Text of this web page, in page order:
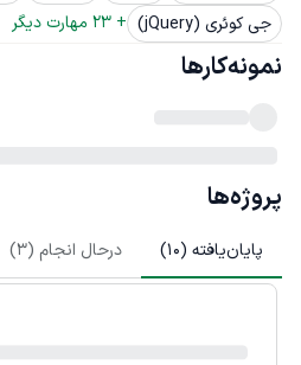
جی کوئری (jQuery)
+
23 مهارت دیگر
نمونه‌کارها
پروژه‌ها
پایان‌یافته (10
) درحال انجام (3
)